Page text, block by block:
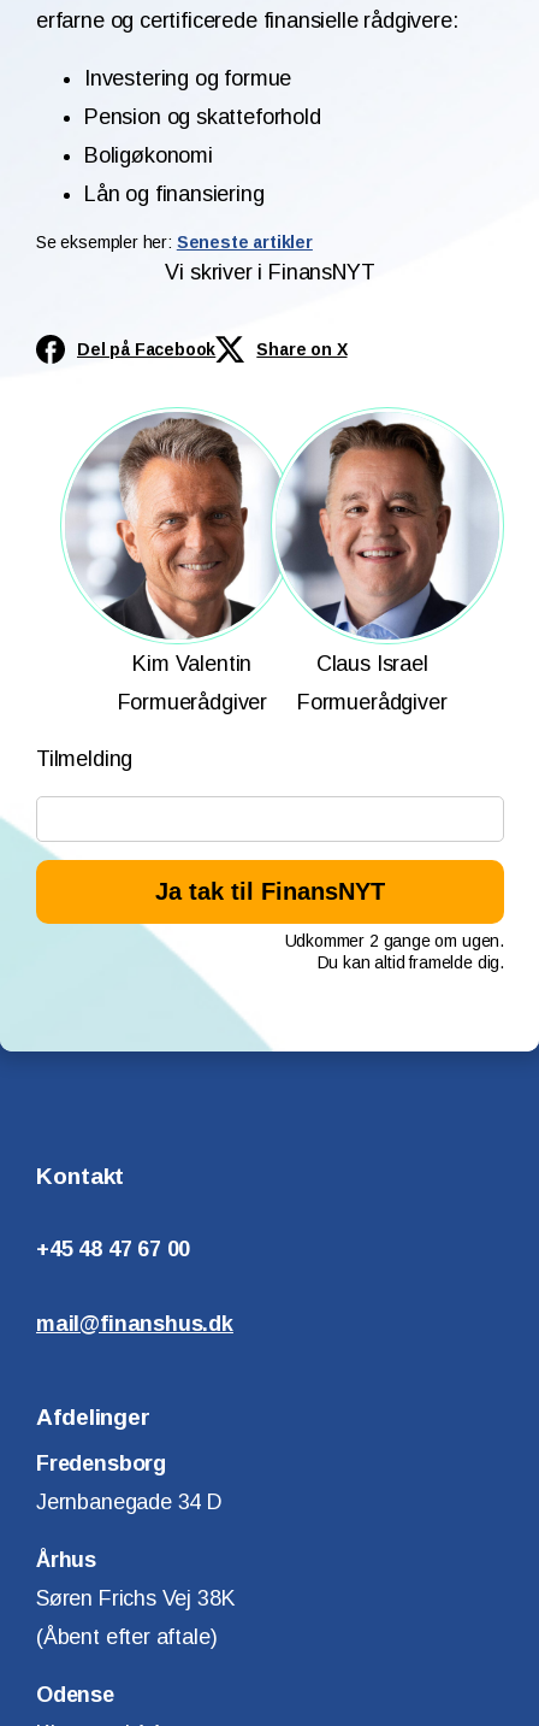
erfarne og certificerede finansielle rådgivere:
Investering og formue
Pension og skatteforhold
Boligøkonomi
Lån og finansiering
Se eksempler her: Seneste artikler
Vi skriver i FinansNYT
Del på Facebook Share on X
Kim Valentin
Formuerådgiver
Claus Israel
Formuerådgiver
Tilmelding
Udkommer 2 gange om ugen.
Du kan altid framelde dig.
Kontakt
+45 48 47 67 00
mail@finanshus.dk
Afdelinger
Fredensborg
Jernbanegade 34 D
Århus
Søren Frichs Vej 38K
(Åbent efter aftale)
Odense